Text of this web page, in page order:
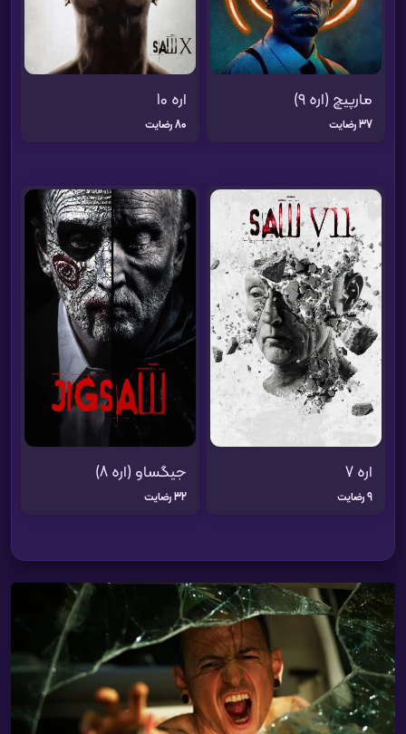
اره 10
80 رضایت
مارپیچ (اره 9)
37 رضایت
جیگساو (اره 8)
32 رضایت
اره 7
9 رضایت